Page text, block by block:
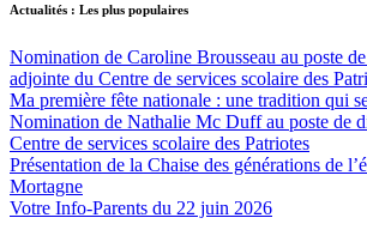
Actualités : Les plus populaires
Nomination de Caroline Brousseau au poste
adjointe du Centre de services scolaire des
Ma première fête nationale : une tradition qui
Nomination de Nathalie Mc Duff au poste de
Centre de services scolaire des Patriotes
Présentation de la Chaise des générations de
Mortagne
Votre Info-Parents du 22 juin 2026